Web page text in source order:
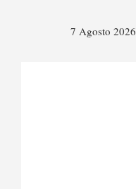
7 Agosto 2026